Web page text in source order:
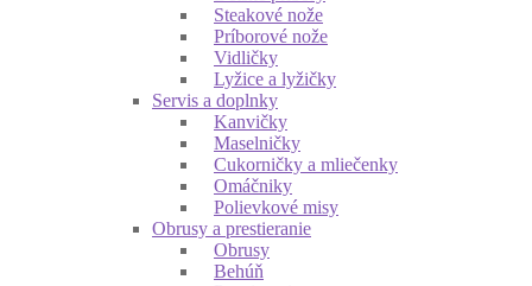
Steakové nože
Príborové nože
Vidličky
Lyžice a lyžičky
Servis a doplnky
Kanvičky
Maselničky
Cukorničky a mliečenky
Omáčniky
Polievkové misy
Obrusy a prestieranie
Obrusy
Behúň